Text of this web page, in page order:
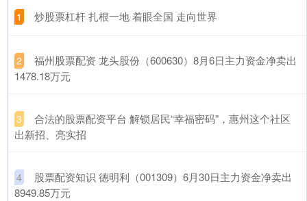
1 ​炒股票杠杆 扎根一地 着眼全国 走向世界
2
​福州股票配资 龙头股份（600630）8月6日主力资金净卖出
1478.18万元
3
​合法的股票配资平台 解锁居民“幸福密码”，惠州这个社区
出新招、亮实招
4
​股票配资知识 德明利（001309）6月30日主力资金净卖出
8949.85万元